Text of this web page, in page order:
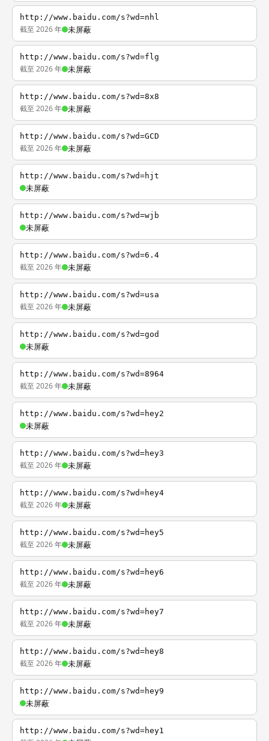
http://www.baidu.com/s?wd=nhl
截至 2026 年 未屏蔽
http://www.baidu.com/s?wd=flg
截至 2026 年 未屏蔽
http://www.baidu.com/s?wd=8x8
截至 2026 年 未屏蔽
http://www.baidu.com/s?wd=GCD
截至 2026 年 未屏蔽
http://www.baidu.com/s?wd=hjt
未屏蔽
http://www.baidu.com/s?wd=wjb
未屏蔽
http://www.baidu.com/s?wd=6.4
截至 2026 年 未屏蔽
http://www.baidu.com/s?wd=usa
截至 2026 年 未屏蔽
http://www.baidu.com/s?wd=god
未屏蔽
http://www.baidu.com/s?wd=8964
截至 2026 年 未屏蔽
http://www.baidu.com/s?wd=hey2
未屏蔽
http://www.baidu.com/s?wd=hey3
截至 2026 年 未屏蔽
http://www.baidu.com/s?wd=hey4
截至 2026 年 未屏蔽
http://www.baidu.com/s?wd=hey5
截至 2026 年 未屏蔽
http://www.baidu.com/s?wd=hey6
截至 2026 年 未屏蔽
http://www.baidu.com/s?wd=hey7
截至 2026 年 未屏蔽
http://www.baidu.com/s?wd=hey8
截至 2026 年 未屏蔽
http://www.baidu.com/s?wd=hey9
未屏蔽
http://www.baidu.com/s?wd=hey1